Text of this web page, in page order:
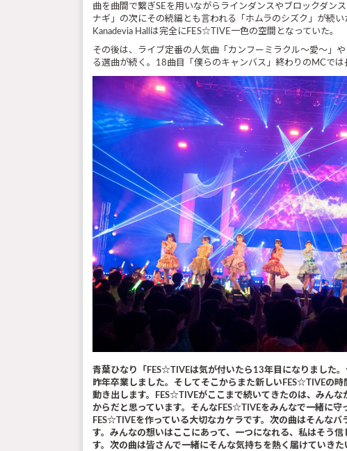
曲を曲間で繋ぎSEを用いながらラインダンスやブロックダン
ナギ」の次にその続編とも言われる「ホムラのシズク」が続
Kanadevia Hallは完全にFES☆TIVE一色の空間となっていた。
その後は、ライブ定番の人気曲「カンフーミラクル～愛～」
る選曲が続く。18曲目「僕らのキャンバス」終わりのMCで
青葉ひなり「FES☆TIVEは気が付いたら13年目になりました
昨年卒業しました。そしてそこからまた新しいFES☆TIVEの
動き出します。FES☆TIVEがここまで続いてきたのは、みん
からだと思っています。そんなFES☆TIVEをみんなで一緒に
FES☆TIVEを作っている大切なカケラです。次の曲はそんな
す。みんなの想いはここにあって、一つになれる、私はそう
す。次の曲は皆さんで一緒にそんな気持ちを熱く届けていきた